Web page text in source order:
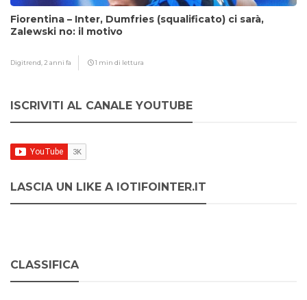
Fiorentina – Inter, Dumfries (squalificato) ci sarà,
Zalewski no: il motivo
Digitrend, 2 anni fa 1 min di lettura
ISCRIVITI AL CANALE YOUTUBE
LASCIA UN LIKE A IOTIFOINTER.IT
CLASSIFICA